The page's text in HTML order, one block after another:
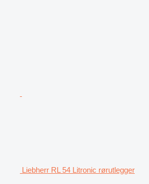
Liebherr RL 54 Litronic rørutlegger